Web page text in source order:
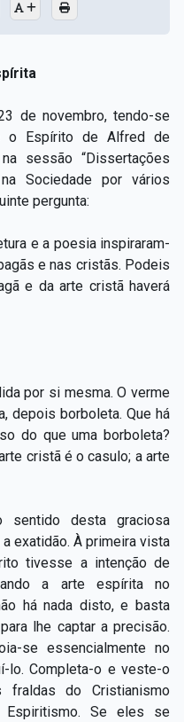
de novembro, tendo-se
o Espírito de Alfred de
sessão “Dissertações
Sociedade por vários
pergunta:
e a poesia inspiraram-
e nas cristãs. Podeis
e da arte cristã haverá
por si mesma. O verme
depois borboleta. Que há
do que uma borboleta?
cristã é o casulo; a arte
sentido desta graciosa
exatidão. À primeira vista
tivesse a intenção de
a arte espírita no
há nada disto, e basta
lhe captar a precisão.
se essencialmente no
lo. Completa-o e veste-o
fraldas do Cristianismo
Espiritismo. Se eles se